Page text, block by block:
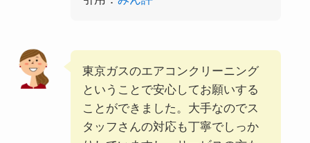
東京ガスのエアコンクリーニング
ということで安心してお願いする
ことができました。大手なのでス
タッフさんの対応も丁寧でしっか